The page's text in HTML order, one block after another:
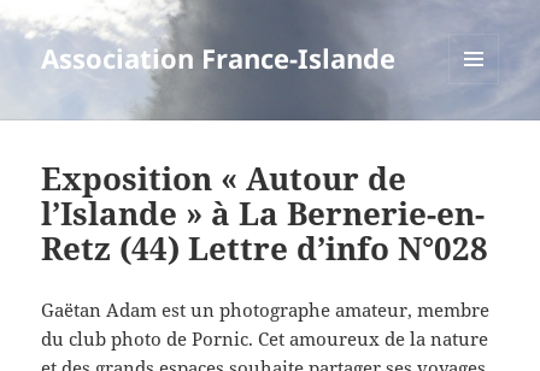
Association France-Islande
Exposition « Autour de
l’Islande » à La Bernerie-en-
Retz (44) Lettre d’info N°028
Gaëtan Adam est un photographe amateur, membre
du club photo de Pornic. Cet amoureux de la nature